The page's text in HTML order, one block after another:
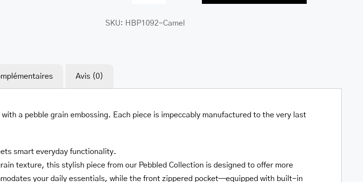
Sac
crossbody
SKU: HBP1092-Camel
Avis (0)
a pebble grain embossing. Each piece is impeccably manufactured to the very last
smart everyday functionality.
texture, this stylish piece from our Pebbled Collection is designed to offer more
your daily essentials, while the front zippered pocket—equipped with built-in